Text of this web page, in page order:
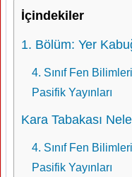
İçindekiler
1. Bölüm: Yer
4. Sınıf Fen
Pasifik Yayınları
Kara Tabakası
4. Sınıf Fen
Pasifik Yayınları